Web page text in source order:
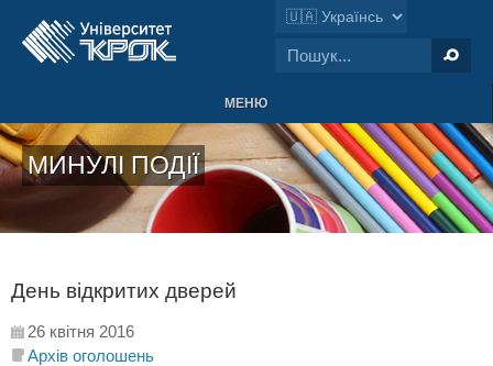
МЕНЮ
МИНУЛІ ПОДІЇ
День відкритих дверей
26 квітня 2016
Архів оголошень